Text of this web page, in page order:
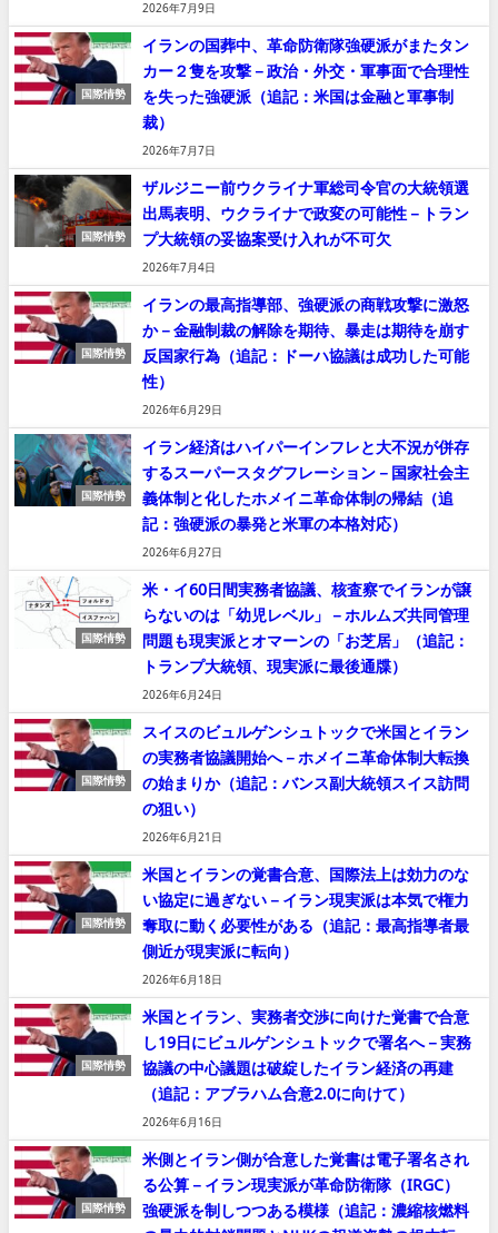
2026年7月9日
国際情勢
イランの国葬中、革命防衛隊強硬派がまたタン
カー２隻を攻撃－政治・外交・軍事面で合理性
を失った強硬派（追記：米国は金融と軍事制
裁）
2026年7月7日
国際情勢
ザルジニー前ウクライナ軍総司令官の大統領選
出馬表明、ウクライナで政変の可能性－トラン
プ大統領の妥協案受け入れが不可欠
2026年7月4日
国際情勢
イランの最高指導部、強硬派の商戦攻撃に激怒
か－金融制裁の解除を期待、暴走は期待を崩す
反国家行為（追記：ドーハ協議は成功した可能
性）
2026年6月29日
国際情勢
イラン経済はハイパーインフレと大不況が併存
するスーパースタグフレーション－国家社会主
義体制と化したホメイニ革命体制の帰結（追
記：強硬派の暴発と米軍の本格対応）
2026年6月27日
国際情勢
米・イ60日間実務者協議、核査察でイランが譲
らないのは「幼児レベル」－ホルムズ共同管理
問題も現実派とオマーンの「お芝居」（追記：
トランプ大統領、現実派に最後通牒）
2026年6月24日
国際情勢
スイスのビュルゲンシュトックで米国とイラン
の実務者協議開始へ－ホメイニ革命体制大転換
の始まりか（追記：バンス副大統領スイス訪問
の狙い）
2026年6月21日
国際情勢
米国とイランの覚書合意、国際法上は効力のな
い協定に過ぎない－イラン現実派は本気で権力
奪取に動く必要性がある（追記：最高指導者最
側近が現実派に転向）
2026年6月18日
国際情勢
米国とイラン、実務者交渉に向けた覚書で合意
し19日にビュルゲンシュトックで署名へ－実務
協議の中心議題は破綻したイラン経済の再建
（追記：アブラハム合意2.0に向けて）
2026年6月16日
国際情勢
米側とイラン側が合意した覚書は電子署名され
る公算－イラン現実派が革命防衛隊（IRGC）
強硬派を制しつつある模様（追記：濃縮核燃料